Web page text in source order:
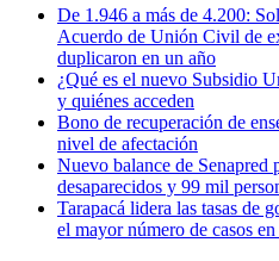
De 1.946 a más de 4.200:
Acuerdo de Unión Civil de
duplicaron en un año
¿Qué es el nuevo Subsidio
y quiénes acceden
Bono de recuperación de
nivel de afectación
Nuevo balance de Senapred
desaparecidos y 99 mil
Tarapacá lidera las tasas de
el mayor número de casos en